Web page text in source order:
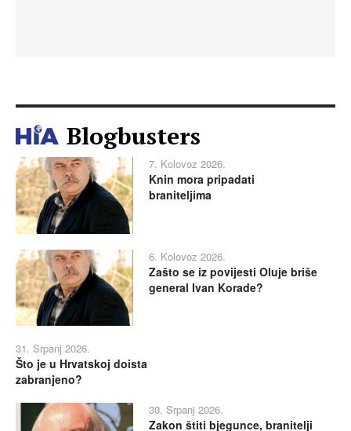
Blogbusters
7. Kolovoz 2026.
Knin mora pripadati
braniteljima
6. Kolovoz 2026.
Zašto se iz povijesti Oluje briše
general Ivan Korade?
31. Srpanj 2026.
Što je u Hrvatskoj doista
zabranjeno?
30. Srpanj 2026.
Zakon štiti bjegunce, branitelji